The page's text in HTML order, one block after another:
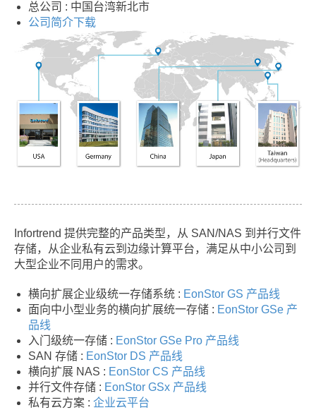
总公司 : 中国台湾新北市
公司简介下载
Infortrend 提供完整的产品类型，从 SAN/NAS 到并行文件
存储，从企业私有云到边缘计算平台，满足从中小公司到
大型企业不同用户的需求。
横向扩展企业级统一存储系统 : EonStor GS 产品线
面向中小型业务的横向扩展统一存储 : EonStor GSe 产
品线
入门级统一存储 : EonStor GSe Pro 产品线
SAN 存储 : EonStor DS 产品线
横向扩展 NAS : EonStor CS 产品线
并行文件存储 : EonStor GSx 产品线
私有云方案 : 企业云平台